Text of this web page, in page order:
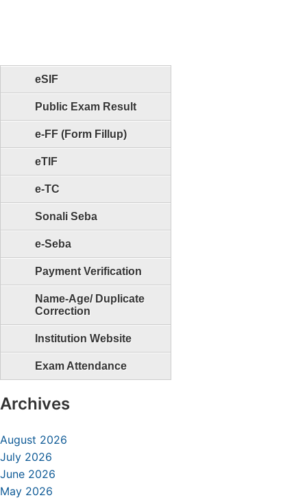
eSIF
Public Exam Result
e-FF (Form Fillup)
eTIF
e-TC
Sonali Seba
e-Seba
Payment Verification
Name-Age/ Duplicate
Correction
Institution Website
Exam Attendance
Archives
August 2026
July 2026
June 2026
May 2026